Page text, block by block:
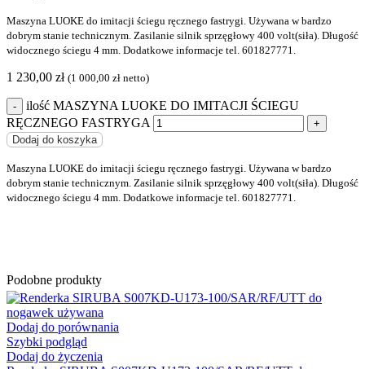
Maszyna LUOKE do imitacji ściegu ręcznego fastrygi. Używana w bardzo
dobrym stanie technicznym. Zasilanie silnik sprzęgłowy 400 volt(siła). Długość
widocznego ściegu 4 mm. Dodatkowe informacje tel. 601827771.
1 230,00 zł (1 000,00 zł netto)
ilość MASZYNA LUOKE DO IMITACJI ŚCIEGU
RĘCZNEGO FASTRYGA
Dodaj do koszyka
Maszyna LUOKE do imitacji ściegu ręcznego fastrygi. Używana w bardzo
dobrym stanie technicznym. Zasilanie silnik sprzęgłowy 400 volt(siła). Długość
widocznego ściegu 4 mm. Dodatkowe informacje tel. 601827771.
Podobne produkty
Dodaj do porównania
Szybki podgląd
Dodaj do życzenia